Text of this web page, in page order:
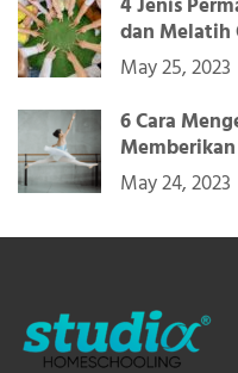
dan Melatih
May 25, 2023
6 Cara
May 24, 2023